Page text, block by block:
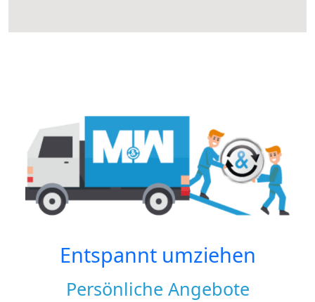
Entspannt umziehen
Persönliche Angebote